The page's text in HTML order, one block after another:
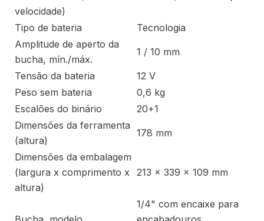
velocidade)
Tipo de bateria
Tecnologia
Amplitude de aperto da
bucha, mín./máx.
1 / 10 mm
Tensão da bateria
12 V
Peso sem bateria
0,6 kg
Escalões do binário
20+1
Dimensões da ferramenta
(altura)
178 mm
Dimensões da embalagem
(largura x comprimento x
altura)
213 x 339 x 109 mm
1/4" com encaixe para